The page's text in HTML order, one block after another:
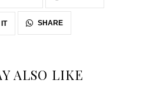
IT SHARE
ALSO LIKE